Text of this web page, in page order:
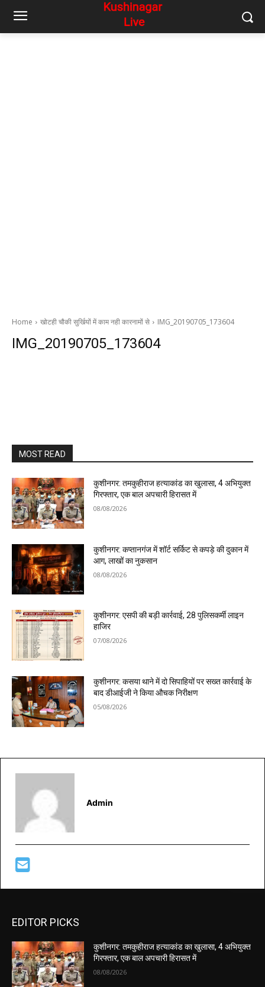
Home खोटही चौकी सुर्खियों में काम नही कारनामों से IMG_20190705_173604
IMG_20190705_173604
MOST READ
कुशीनगर: तमकुहीराज हत्याकांड का खुलासा, 4 अभियुक्त
गिरफ्तार, एक बाल अपचारी हिरासत में
08/08/2026
कुशीनगर: कप्तानगंज में शॉर्ट सर्किट से कपड़े की दुकान में
आग, लाखों का नुकसान
08/08/2026
कुशीनगर: एसपी की बड़ी कार्रवाई, 28 पुलिसकर्मी लाइन
हाजिर
07/08/2026
कुशीनगर: कसया थाने में दो सिपाहियों पर सख्त कार्रवाई के
बाद डीआईजी ने किया औचक निरीक्षण
05/08/2026
Admin
EDITOR PICKS
कुशीनगर: तमकुहीराज हत्याकांड का खुलासा, 4 अभियुक्त
गिरफ्तार, एक बाल अपचारी हिरासत में
08/08/2026